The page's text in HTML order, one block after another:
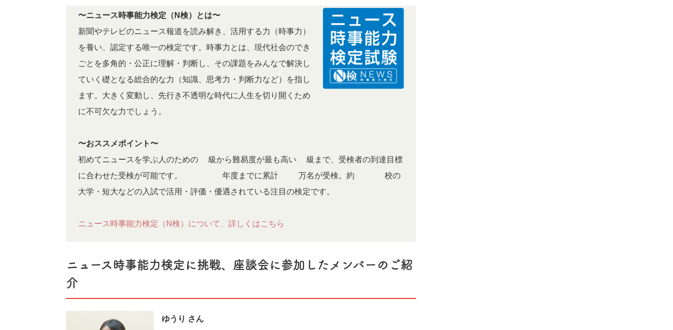
〜ニュース時事能力検定（N検）とは〜
新聞やテレビのニュース報道を読み解き、活用する力（時事力）
を養い、認定する唯一の検定です。時事力とは、現代社会のでき
ごとを多角的・公正に理解・判断し、その課題をみんなで解決し
ていく礎となる総合的な力（知識、思考力・判断力など）を指し
ます。大きく変動し、先行き不透明な時代に人生を切り開くため
に不可欠な力でしょう。
〜おススメポイント〜
初めてニュースを学ぶ人のための5級から難易度が最も高い1級まで、受検者の到達目標
に合わせた受検が可能です。2021年度までに累計53万名が受検。約450校の
大学・短大などの入試で活用・評価・優遇されている注目の検定です。
ニュース時事能力検定（N検）について、詳しくはこちら
ニュース時事能力検定に挑戦、座談会に参加したメンバーのご紹
介
ゆうり さん